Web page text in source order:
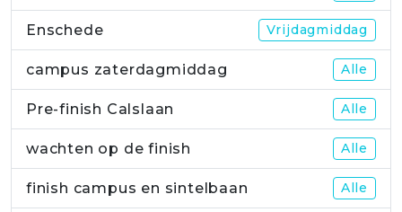
Enschede Vrijdagmiddag
campus zaterdagmiddag Alle
Pre-finish Calslaan Alle
wachten op de finish Alle
finish campus en sintelbaan Alle